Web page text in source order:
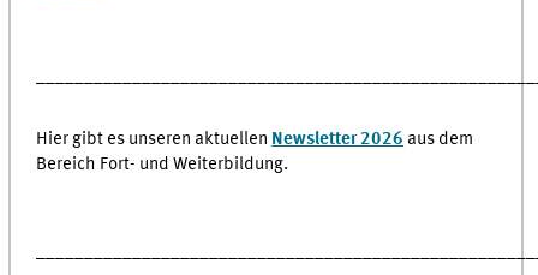
Hier gibt es unseren aktuellen Newsletter 2026 aus dem
Bereich Fort- und Weiterbildung.